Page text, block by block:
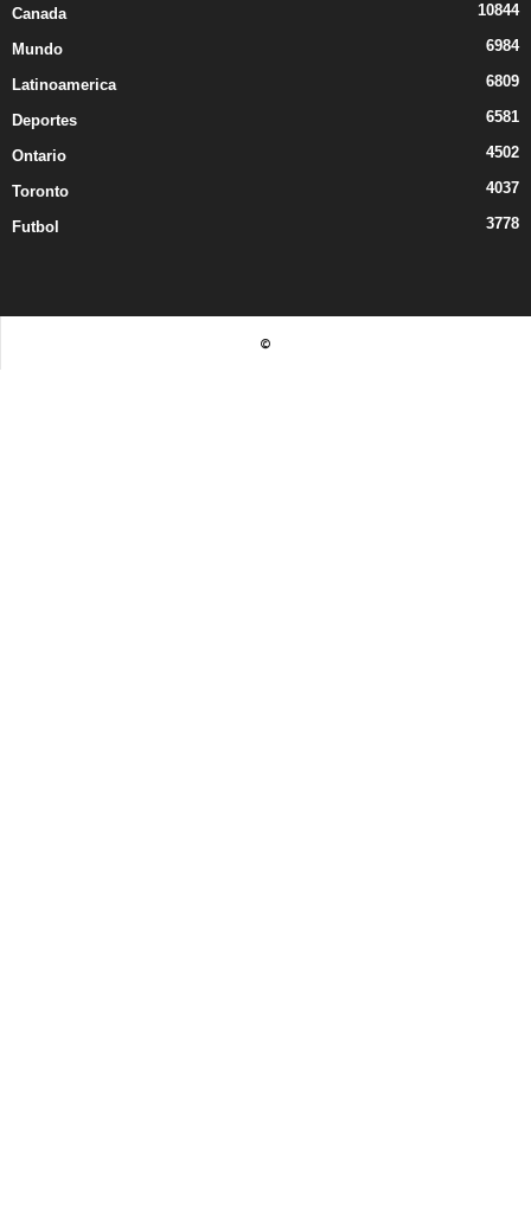
Canada 10844
Mundo 6984
Latinoamerica 6809
Deportes 6581
Ontario 4502
Toronto 4037
Futbol 3778
©